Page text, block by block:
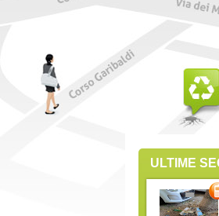
ULTIME